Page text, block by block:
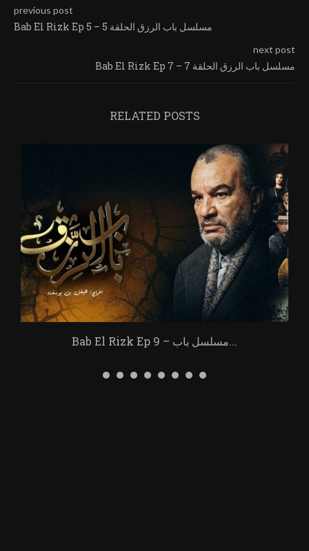
previous post
Bab El Rizk Ep 5 – مسلسل باب الرزق الحلقة 5
next post
Bab El Rizk Ep 7 – مسلسل باب الرزق الحلقة 7
RELATED POSTS
Bab El Rizk Ep 9 – مسلسل باب...